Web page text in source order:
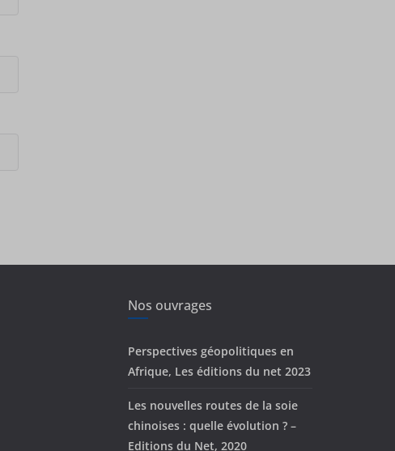
Nos ouvrages
Perspectives géopolitiques en
Afrique, Les éditions du net 2023
Les nouvelles routes de la soie
chinoises : quelle évolution ? –
Editions du Net, 2020